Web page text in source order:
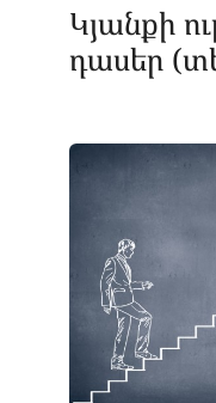
Կյանքի
դասեր